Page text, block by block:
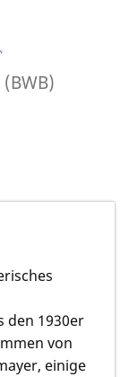
den 1930er
von
einige